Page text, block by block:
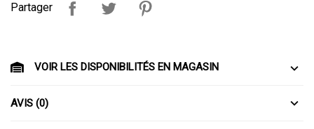
Partager
VOIR LES DISPONIBILITÉS EN MAGASIN
AVIS (0)